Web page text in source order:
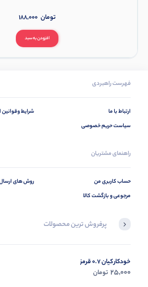
افزودن به سبد
188,000 تومان
فهرست راهبردی
ارتباط با ما
سیاست حریم خصوصی
شرایط وقوانین
راهنمای مشتریان
حساب کاربری من
مرجوعی و بازگشت کالا
روش های
پرفروش ترین محصولات
خودکار کیان 0.7 قرمز
25,000 تومان